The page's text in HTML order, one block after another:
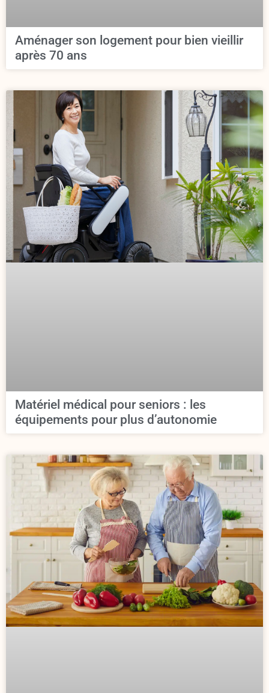
Aménager son logement pour bien vieillir
après 70 ans
Matériel médical pour seniors : les
équipements pour plus d’autonomie